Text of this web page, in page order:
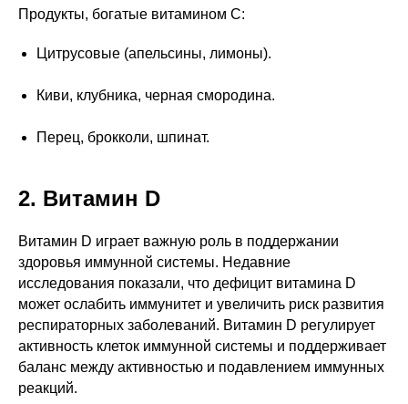
Продукты, богатые витамином C:
Цитрусовые (апельсины, лимоны).
Киви, клубника, черная смородина.
Перец, брокколи, шпинат.
2. Витамин D
Витамин D играет важную роль в поддержании
здоровья иммунной системы. Недавние
исследования показали, что дефицит витамина D
может ослабить иммунитет и увеличить риск развития
респираторных заболеваний. Витамин D регулирует
активность клеток иммунной системы и поддерживает
баланс между активностью и подавлением иммунных
реакций.